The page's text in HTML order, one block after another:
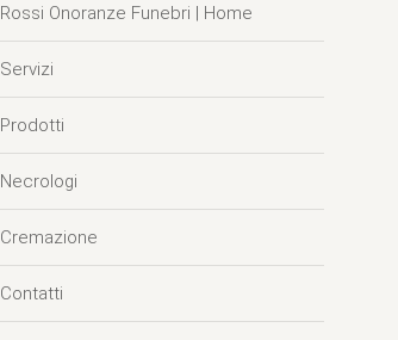
Rossi Onoranze Funebri | Home
Servizi
Prodotti
Necrologi
Cremazione
Contatti